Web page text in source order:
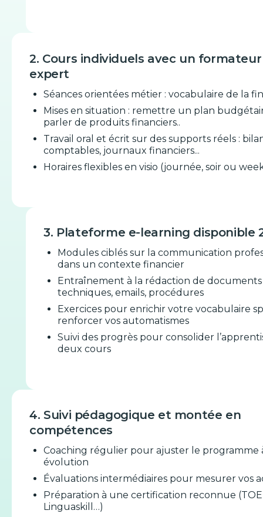
2. Cours individuels avec un formateur
expert
Séances orientées métier : vocabulaire de la
Mises en situation : remettre un plan
parler de produits financiers..
Travail oral et écrit sur des supports réels :
comptables, journaux financiers...
Horaires flexibles en visio (journée, soir ou
3. Plateforme e-learning disponible
Modules ciblés sur la communication
dans un contexte financier
Entraînement à la rédaction de documents
techniques, emails, procédures
Exercices pour enrichir votre vocabulaire
renforcer vos automatismes
Suivi des progrès pour consolider
deux cours
4. Suivi pédagogique et montée en
compétences
Coaching régulier pour ajuster le programme
évolution
Évaluations intermédiaires pour mesurer vos
Préparation à une certification reconnue
Linguaskill…)